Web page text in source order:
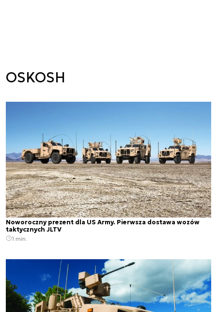
OSKOSH
Noworoczny prezent dla US Army. Pierwsza dostawa wozów
taktycznych JLTV
1 min.